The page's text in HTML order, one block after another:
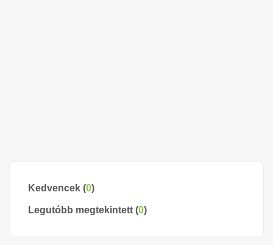
Kedvencek (0)
Legutóbb megtekintett (0)